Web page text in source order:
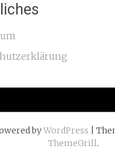
byWordPress |
ThemeGrill.